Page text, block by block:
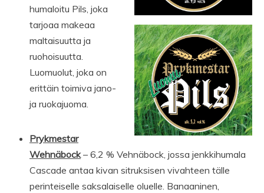
humaloitu Pils, joka
tarjoaa makeaa
maltaisuutta ja
ruohoisuutta.
Luomuolut, joka on
erittäin toimiva jano-
ja ruokajuoma.
Prykmestar
Wehnäbock– 6,2 % Vehnäbock, jossa jenkkihumala
Cascade antaa kivan sitruksisen vivahteen tälle
perinteiselle saksalaiselle oluelle. Banaaninen,